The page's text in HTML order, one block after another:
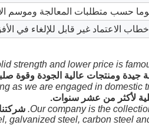
strength and lower price is
as we are engaged in domestic
لأكثر من عشر سنوات.
Our company is the
galvanized steel, carbon steel